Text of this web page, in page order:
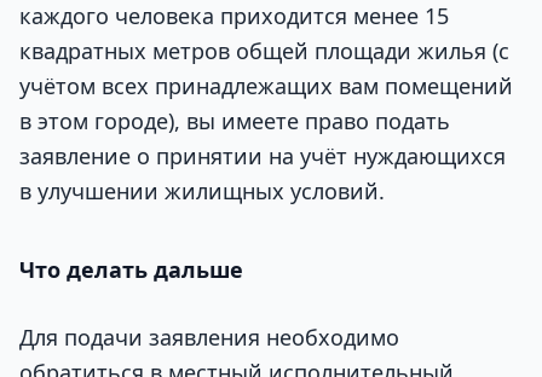
каждого человека приходится менее 15
квадратных метров общей площади жилья (с
учётом всех принадлежащих вам помещений
в этом городе), вы имеете право подать
заявление о принятии на учёт нуждающихся
в улучшении жилищных условий.
Что делать дальше
Для подачи заявления необходимо